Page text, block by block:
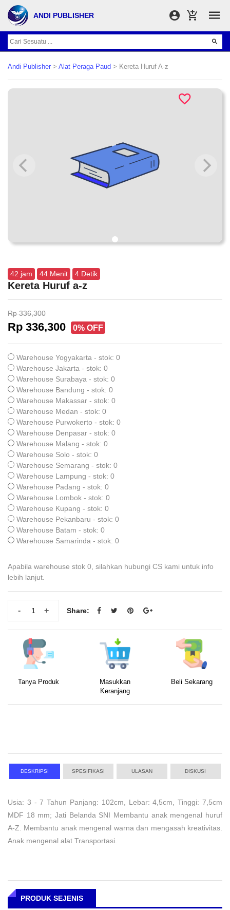
ANDI PUBLISHER
Andi Publisher > Alat Peraga Paud > Kereta Huruf A-z
42 jam 44 Menit 3 Detik
Kereta Huruf a-z
Rp 336,300
Rp 336,300 0% OFF
Warehouse Yogyakarta - stok: 0
Warehouse Jakarta - stok: 0
Warehouse Surabaya - stok: 0
Warehouse Bandung - stok: 0
Warehouse Makassar - stok: 0
Warehouse Medan - stok: 0
Warehouse Purwokerto - stok: 0
Warehouse Denpasar - stok: 0
Warehouse Malang - stok: 0
Warehouse Solo - stok: 0
Warehouse Semarang - stok: 0
Warehouse Lampung - stok: 0
Warehouse Padang - stok: 0
Warehouse Lombok - stok: 0
Warehouse Kupang - stok: 0
Warehouse Pekanbaru - stok: 0
Warehouse Batam - stok: 0
Warehouse Samarinda - stok: 0
Apabila warehouse stok 0, silahkan hubungi CS kami untuk info
lebih lanjut.
+
- Share:
Tanya Produk
Masukkan
Keranjang
Beli Sekarang
DESKRIPSI SPESIFIKASI ULASAN DISKUSI
Usia: 3 - 7 Tahun Panjang: 102cm, Lebar: 4,5cm, Tinggi: 7,5cm
MDF 18 mm; Jati Belanda SNI Membantu anak mengenal huruf
A-Z. Membantu anak mengenal warna dan mengasah kreativitas.
Anak mengenal alat Transportasi.
PRODUK SEJENIS